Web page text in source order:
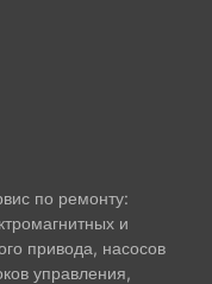
по ремонту:
и
привода, насосов
управления,